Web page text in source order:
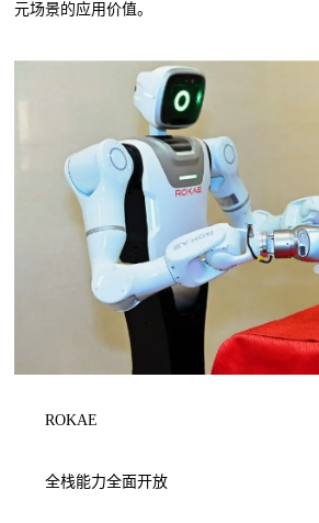
元场景的应用价值。
ROKAE
全栈能力全面开放